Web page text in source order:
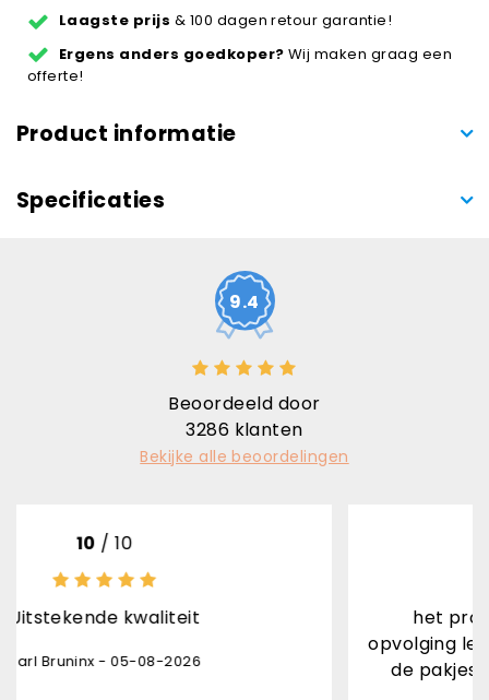
Laagste prijs & 100 dagen retour garantie!
Ergens anders goedkoper? Wij maken graag een
offerte!
Product informatie
Specificaties
9.4
Beoordeeld door
3286 klanten
Bekijke alle beoordelingen
2026
het product is top
opvolging levering
de pakjesdienst